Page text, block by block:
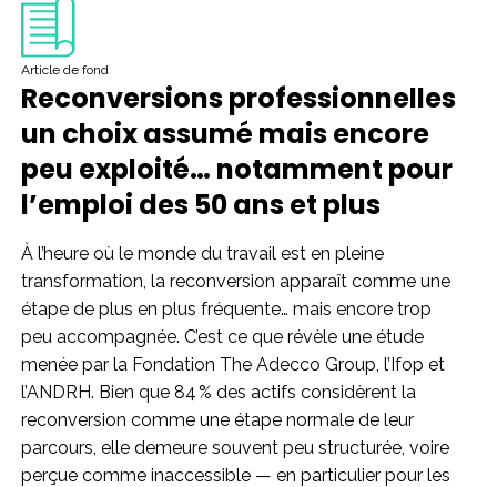
Article de fond
Reconversions professionnelles
un choix assumé mais encore
peu exploité… notamment pour
l’emploi des 50 ans et plus
À l’heure où le monde du travail est en pleine
transformation, la reconversion apparaît comme une
étape de plus en plus fréquente… mais encore trop
peu accompagnée. C’est ce que révèle une étude
menée par la Fondation The Adecco Group, l’Ifop et
l’ANDRH. Bien que 84 % des actifs considèrent la
reconversion comme une étape normale de leur
parcours, elle demeure souvent peu structurée, voire
perçue comme inaccessible — en particulier pour les